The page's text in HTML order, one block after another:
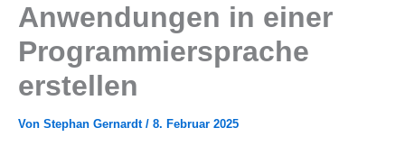
Anwendungen in einer
Programmiersprache
erstellen
Von Stephan Gernardt / 8. Februar 2025